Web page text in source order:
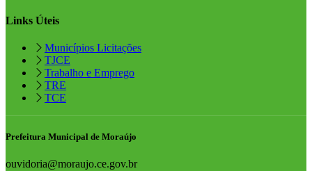
Links Úteis
Municípios Licitações
TJCE
Trabalho e Emprego
TRE
TCE
Prefeitura Municipal de Moraújo
ouvidoria@moraujo.ce.gov.br